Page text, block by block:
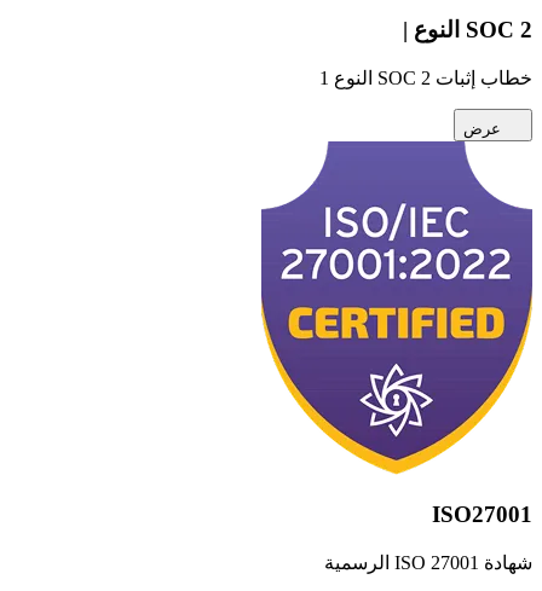
SOC 2 النوع |
خطاب إثبات SOC 2 النوع 1
عرض
ISO27001
شهادة ISO 27001 الرسمية